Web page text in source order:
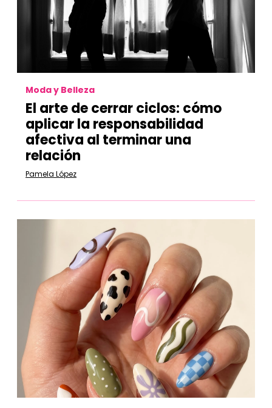
Moda y Belleza
El arte de cerrar ciclos: cómo
aplicar la responsabilidad
afectiva al terminar una
relación
Pamela López